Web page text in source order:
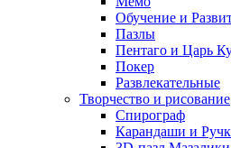
Обучение и
Пазлы
Пентаго и Царь
Покер
Развлекательные
Творчество и рисование
Спирограф
Карандаши и